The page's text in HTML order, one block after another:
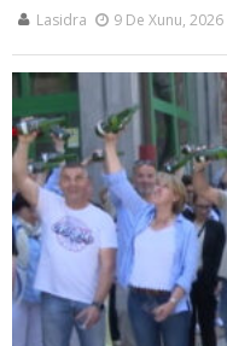
Lasidra 9 De Xunu, 2026